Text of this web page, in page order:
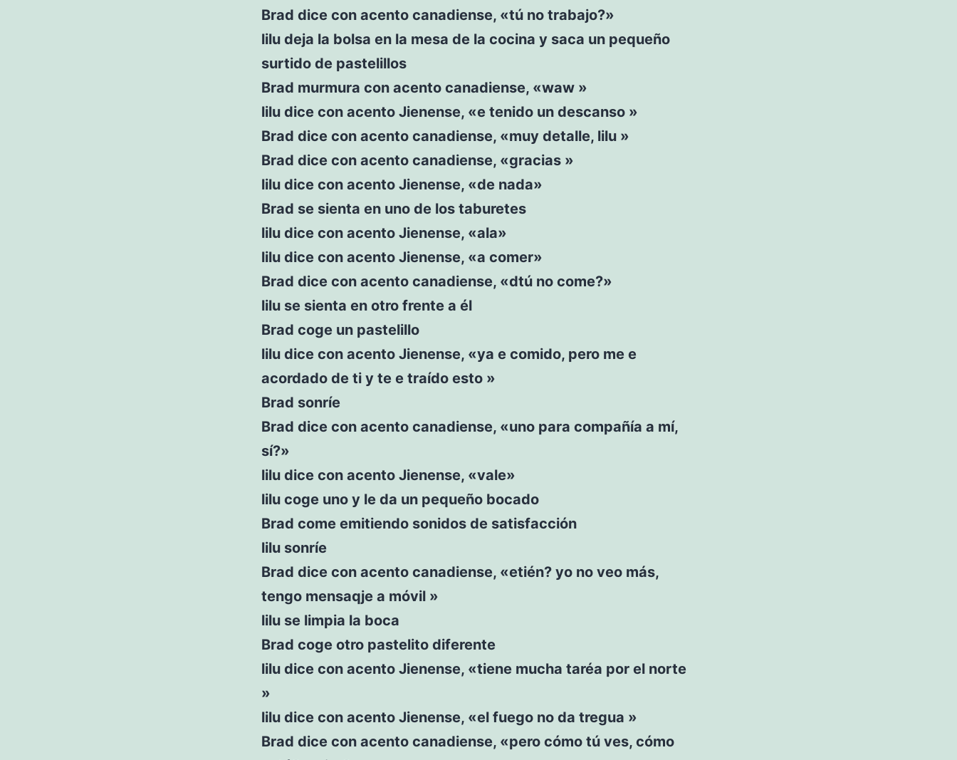
Brad dice con acento canadiense, «tú no trabajo?»
lilu deja la bolsa en la mesa de la cocina y saca un pequeño
surtido de pastelillos
Brad murmura con acento canadiense, «waw »
lilu dice con acento Jienense, «e tenido un descanso »
Brad dice con acento canadiense, «muy detalle, lilu »
Brad dice con acento canadiense, «gracias »
lilu dice con acento Jienense, «de nada»
Brad se sienta en uno de los taburetes
lilu dice con acento Jienense, «ala»
lilu dice con acento Jienense, «a comer»
Brad dice con acento canadiense, «dtú no come?»
lilu se sienta en otro frente a él
Brad coge un pastelillo
lilu dice con acento Jienense, «ya e comido, pero me e
acordado de ti y te e traído esto »
Brad sonríe
Brad dice con acento canadiense, «uno para compañía a mí,
sí?»
lilu dice con acento Jienense, «vale»
lilu coge uno y le da un pequeño bocado
Brad come emitiendo sonidos de satisfacción
lilu sonríe
Brad dice con acento canadiense, «etién? yo no veo más,
tengo mensaqje a móvil »
lilu se limpia la boca
Brad coge otro pastelito diferente
lilu dice con acento Jienense, «tiene mucha taréa por el norte
»
lilu dice con acento Jienense, «el fuego no da tregua »
Brad dice con acento canadiense, «pero cómo tú ves, cómo